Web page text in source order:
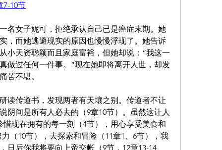
7-10节
名女子妮可，拒绝承认自己已是癌症末期。她
，而她逃避现实的原因也慢慢浮现了。她告诉
小天资聪颖而且家庭富裕，但她却说：“我这一
做过任何一件事。”现在她即将离开人世，却发
苦不堪。
读传道书，发现两者有天壤之别。传道者不让
阴间是所有人必去的（9章10节）。虽然这让人
现在拥有的每一刻（4节），用心享受美食和
（10节），去探索和冒险（11章1、6节），我
日后你我将要向上帝交帐（9节，12章13-14